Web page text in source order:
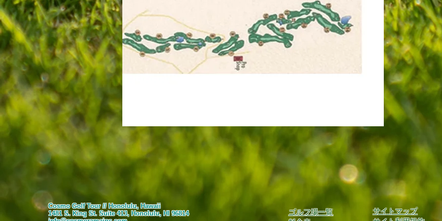
Cosmo Golf Tour // Honolulu, Hawaii
1481 S. King St. Suite 413, Honolulu, HI 96814
ゴルフ場一覧
サイトマップ